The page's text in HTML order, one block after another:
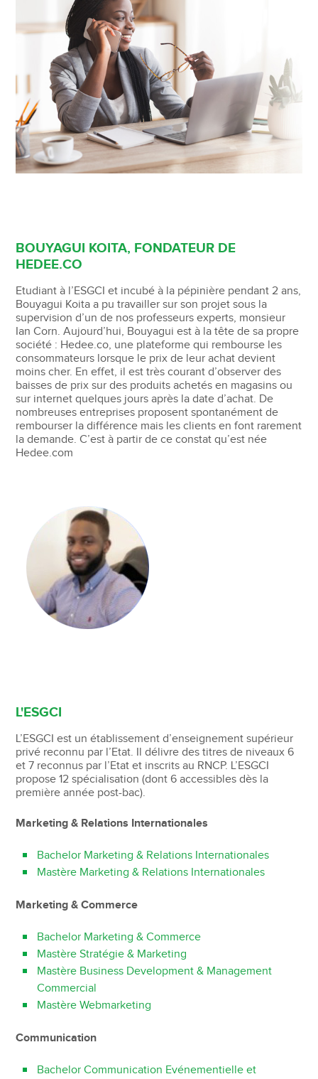
BOUYAGUI KOITA, FONDATEUR DE
HEDEE.CO
Etudiant à l’ESGCI et incubé à la pépinière pendant 2 ans,
Bouyagui Koita a pu travailler sur son projet sous la
supervision d’un de nos professeurs experts, monsieur
Ian Corn. Aujourd’hui, Bouyagui est à la tête de sa propre
société : Hedee.co, une plateforme qui rembourse les
consommateurs lorsque le prix de leur achat devient
moins cher. En effet, il est très courant d’observer des
baisses de prix sur des produits achetés en magasins ou
sur internet quelques jours après la date d’achat. De
nombreuses entreprises proposent spontanément de
rembourser la différence mais les clients en font rarement
la demande. C’est à partir de ce constat qu’est née
Hedee.com
L'ESGCI
L’ESGCI est un établissement d’enseignement supérieur
privé reconnu par l’Etat. Il délivre des titres de niveaux 6
et 7 reconnus par l’Etat et inscrits au RNCP. L’ESGCI
propose 12 spécialisation (dont 6 accessibles dès la
première année post-bac).
Marketing & Relations Internationales
Bachelor Marketing & Relations Internationales
Mastère Marketing & Relations Internationales
Marketing & Commerce
Bachelor Marketing & Commerce
Mastère Stratégie & Marketing
Mastère Business Development & Management
Commercial
Mastère Webmarketing
Communication
Bachelor Communication Evénementielle et